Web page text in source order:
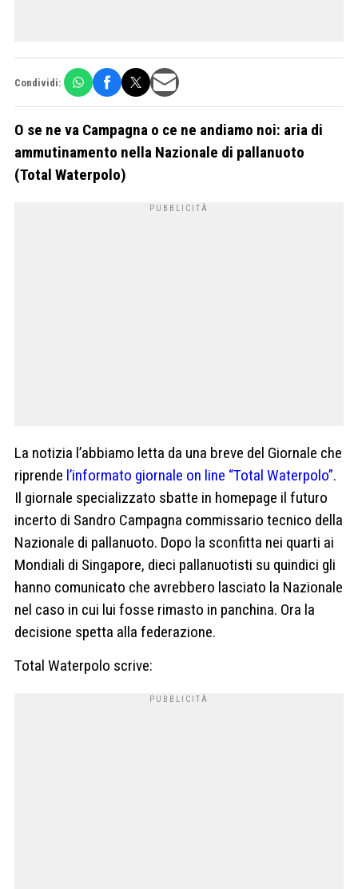
Condividi:
O se ne va Campagna o ce ne andiamo noi: aria di
ammutinamento nella Nazionale di pallanuoto
(Total Waterpolo)
La notizia l’abbiamo letta da una breve del Giornale che
riprende l’informato giornale on line “Total Waterpolo”.
Il giornale specializzato sbatte in homepage il futuro
incerto di Sandro Campagna commissario tecnico della
Nazionale di pallanuoto. Dopo la sconfitta nei quarti ai
Mondiali di Singapore, dieci pallanuotisti su quindici gli
hanno comunicato che avrebbero lasciato la Nazionale
nel caso in cui lui fosse rimasto in panchina. Ora la
decisione spetta alla federazione.
Total Waterpolo scrive: